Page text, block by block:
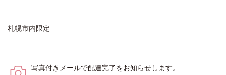
札幌市内限定
写真付きメールで配達完了をお知らせします。